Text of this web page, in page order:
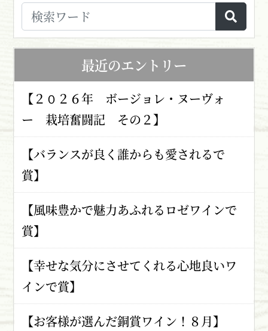
最近のエントリー
【２０２６年 ボージョレ・ヌーヴォ
ー 栽培奮闘記 その２】
【バランスが良く誰からも愛されるで
賞】
【風味豊かで魅力あふれるロゼワインで
賞】
【幸せな気分にさせてくれる心地良いワ
インで賞】
【お客様が選んだ銅賞ワイン！８月】